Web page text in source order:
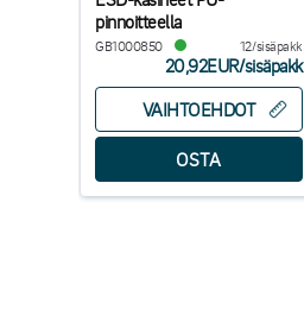
pinnoitteella
GB1000850 12/sisäpakk
20,92EUR/sisäpakk
VAIHTOEHDOT